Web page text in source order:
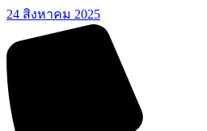
24 สิงหาคม 2025